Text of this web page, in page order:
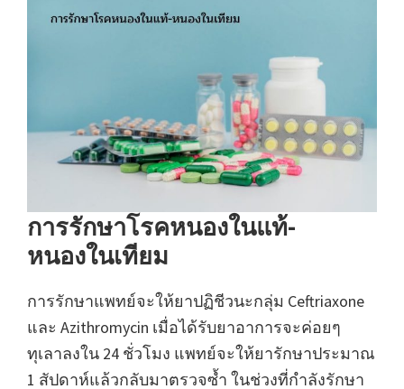
การรักษาโรคหนองในแท้-
หนองในเทียม
การรักษาแพทย์จะให้ยาปฏิชีวนะกลุ่ม Ceftriaxone
และ Azithromycin เมื่อได้รับยาอาการจะค่อยๆ
ทุเลาลงใน 24 ชั่วโมง แพทย์จะให้ยารักษาประมาณ
1 สัปดาห์แล้วกลับมาตรวจซ้ำ ในช่วงที่กำลังรักษา